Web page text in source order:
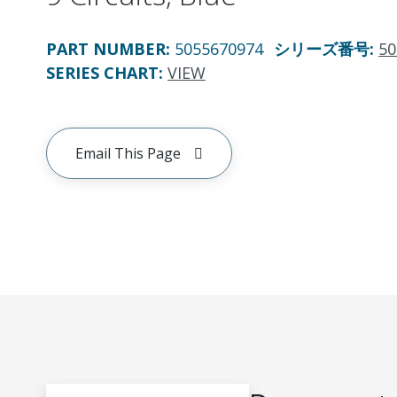
PART NUMBER: 5055670974 シリーズ番号:
SERIES CHART: VIEW
Email This Page